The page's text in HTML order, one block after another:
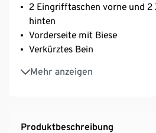
2 Eingrifftaschen vorne und 2
hinten
Vorderseite mit Biese
Verkürztes Bein
Mehr anzeigen
Mit Elasthan: formbeständig,
Tragekomfort
Produktbeschreibung